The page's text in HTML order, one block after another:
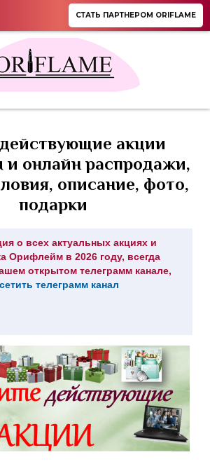
СТАТЬ ПАРТНЕРОМ ORIFLAME
акции
онлайн распродажи,
описание, фото,
подарки
о всех актуальных акциях и
Орифлейм в 2026 году, всегда
открытом телеграмм канале,
телеграмм канал